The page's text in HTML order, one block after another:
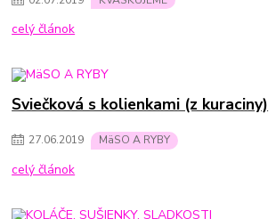
celý článok
Sviečková s kolienkami (z kuraciny)
27.06.2019 MäSO A RYBY
celý článok